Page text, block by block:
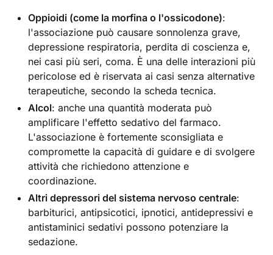
Oppioidi (come la morfina o l'ossicodone):
l'associazione può causare sonnolenza grave,
depressione respiratoria, perdita di coscienza e,
nei casi più seri, coma. È una delle interazioni più
pericolose ed è riservata ai casi senza alternative
terapeutiche, secondo la scheda tecnica.
Alcol: anche una quantità moderata può
amplificare l'effetto sedativo del farmaco.
L'associazione è fortemente sconsigliata e
compromette la capacità di guidare e di svolgere
attività che richiedono attenzione e
coordinazione.
Altri depressori del sistema nervoso centrale:
barbiturici, antipsicotici, ipnotici, antidepressivi e
antistaminici sedativi possono potenziare la
sedazione.